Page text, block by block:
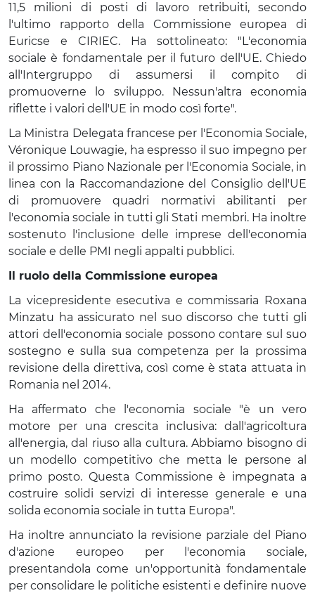
11,5 milioni di posti di lavoro retribuiti, secondo
l'ultimo rapporto della Commissione europea di
Euricse e CIRIEC. Ha sottolineato: "L'economia
sociale è fondamentale per il futuro dell'UE. Chiedo
all'Intergruppo di assumersi il compito di
promuoverne lo sviluppo. Nessun'altra economia
riflette i valori dell'UE in modo così forte".
La Ministra Delegata francese per l'Economia Sociale,
Véronique Louwagie, ha espresso il suo impegno per
il prossimo Piano Nazionale per l'Economia Sociale, in
linea con la Raccomandazione del Consiglio dell'UE
di promuovere quadri normativi abilitanti per
l'economia sociale in tutti gli Stati membri. Ha inoltre
sostenuto l'inclusione delle imprese dell'economia
sociale e delle PMI negli appalti pubblici.
Il ruolo della Commissione europea
La vicepresidente esecutiva e commissaria Roxana
Minzatu ha assicurato nel suo discorso che tutti gli
attori dell'economia sociale possono contare sul suo
sostegno e sulla sua competenza per la prossima
revisione della direttiva, così come è stata attuata in
Romania nel 2014.
Ha affermato che l'economia sociale "è un vero
motore per una crescita inclusiva: dall'agricoltura
all'energia, dal riuso alla cultura. Abbiamo bisogno di
un modello competitivo che metta le persone al
primo posto. Questa Commissione è impegnata a
costruire solidi servizi di interesse generale e una
solida economia sociale in tutta Europa".
Ha inoltre annunciato la revisione parziale del Piano
d'azione europeo per l'economia sociale,
presentandola come un'opportunità fondamentale
per consolidare le politiche esistenti e definire nuove